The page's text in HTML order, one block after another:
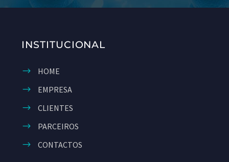
INSTITUCIONAL
HOME
EMPRESA
CLIENTES
PARCEIROS
CONTACTOS